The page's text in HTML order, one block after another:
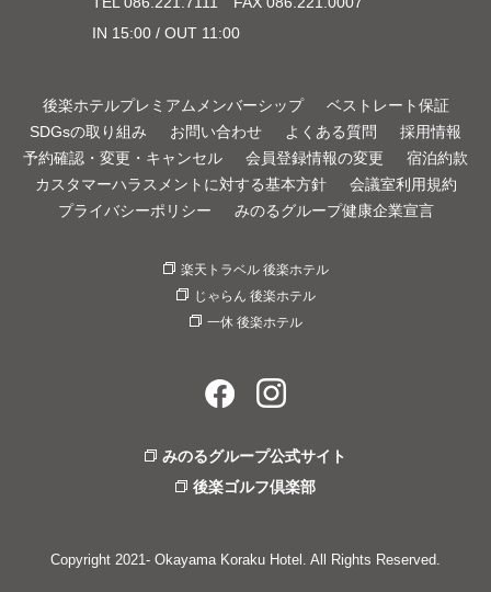
IN 15:00 / OUT 11:00
後楽ホテルプレミアムメンバーシップ
ベストレート保証
SDGsの取り組み
お問い合わせ よくある質問
採用情報
予約確認・変更・キャンセル
会員登録情報の変更
宿泊約款
カスタマーハラスメントに対する基本方針
会議室利用規約
プライバシーポリシー
みのるグループ健康企業宣言
楽天トラベル 後楽ホテル
じゃらん 後楽ホテル
一休 後楽ホテル
みのるグループ公式サイト
後楽ゴルフ倶楽部
Copyright 2021- Okayama Koraku Hotel. All Rights Reserved.